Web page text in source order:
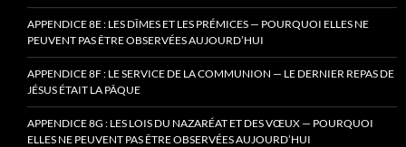
APPENDICE 8E : LES DÎMES ET LES PRÉMICES — POURQUOI ELLES NE
PEUVENT PAS ÊTRE OBSERVÉES AUJOURD’HUI
APPENDICE 8F : LE SERVICE DE LA COMMUNION — LE DERNIER REPAS DE
JÉSUS ÉTAIT LA PÂQUE
APPENDICE 8G : LES LOIS DU NAZARÉAT ET DES VŒUX — POURQUOI
ELLES NE PEUVENT PAS ÊTRE OBSERVÉES AUJOURD’HUI